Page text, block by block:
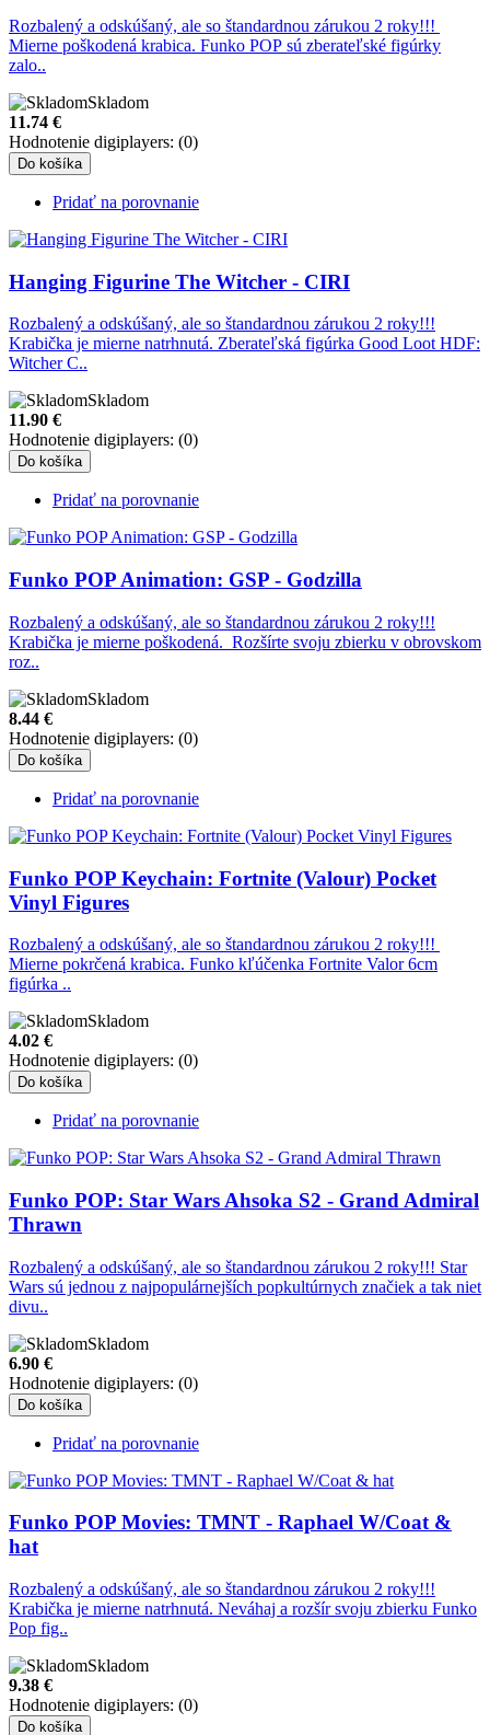
Rozbalený a odskúšaný, ale so štandardnou zárukou 2 roky!!!
Mierne poškodená krabica. Funko POP sú zberateľské figúrky
zalo..
Skladom
11.74 €
Hodnotenie digiplayers: (0)
Do košíka
Pridať na porovnanie
Hanging Figurine The Witcher - CIRI
Rozbalený a odskúšaný, ale so štandardnou zárukou 2 roky!!!
Krabička je mierne natrhnutá. Zberateľská figúrka Good Loot HDF:
Witcher C..
Skladom
11.90 €
Hodnotenie digiplayers: (0)
Do košíka
Pridať na porovnanie
Funko POP Animation: GSP - Godzilla
Rozbalený a odskúšaný, ale so štandardnou zárukou 2 roky!!!
Krabička je mierne poškodená. Rozšírte svoju zbierku v obrovskom
roz..
Skladom
8.44 €
Hodnotenie digiplayers: (0)
Do košíka
Pridať na porovnanie
Funko POP Keychain: Fortnite (Valour) Pocket
Vinyl Figures
Rozbalený a odskúšaný, ale so štandardnou zárukou 2 roky!!!
Mierne pokrčená krabica. Funko kľúčenka Fortnite Valor 6cm
figúrka ..
Skladom
4.02 €
Hodnotenie digiplayers: (0)
Do košíka
Pridať na porovnanie
Funko POP: Star Wars Ahsoka S2 - Grand Admiral
Thrawn
Rozbalený a odskúšaný, ale so štandardnou zárukou 2 roky!!! Star
Wars sú jednou z najpopulárnejších popkultúrnych značiek a tak niet
divu..
Skladom
6.90 €
Hodnotenie digiplayers: (0)
Do košíka
Pridať na porovnanie
Funko POP Movies: TMNT - Raphael W/Coat &
hat
Rozbalený a odskúšaný, ale so štandardnou zárukou 2 roky!!!
Krabička je mierne natrhnutá. Neváhaj a rozšír svoju zbierku Funko
Pop fig..
Skladom
9.38 €
Hodnotenie digiplayers: (0)
Do košíka